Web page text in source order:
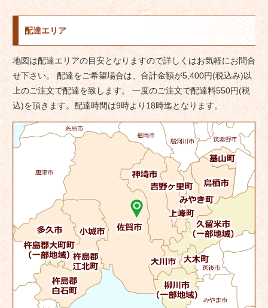
配達エリア
地図は配達エリアの目安となりますので詳しくはお気軽にお問合
せ下さい。 配達をご希望場合は、合計金額が5,400円(税込み)以
上のご注文で配達を致します。 一度のご注文で配達料550円(税
込)を頂きます。配達時間は9時より18時迄となります。